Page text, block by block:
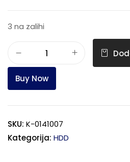
3 na zalihi
Buy Now
SKU: K-0141007
Kategorija: HDD